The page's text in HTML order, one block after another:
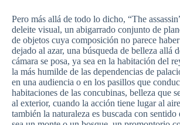
Pero más allá de todo lo dicho, “The
deleite visual, un abigarrado conjunto de
de objetos cuya composición no parece haber
dejado al azar, una búsqueda de belleza allá
cámara se posa, ya sea en la habitación del
la más humilde de las dependencias de
en una audiencia o en los pasillos que
habitaciones de las concubinas, belleza que
al exterior, cuando la acción tiene lugaral aire
también la naturaleza es buscada con sentido